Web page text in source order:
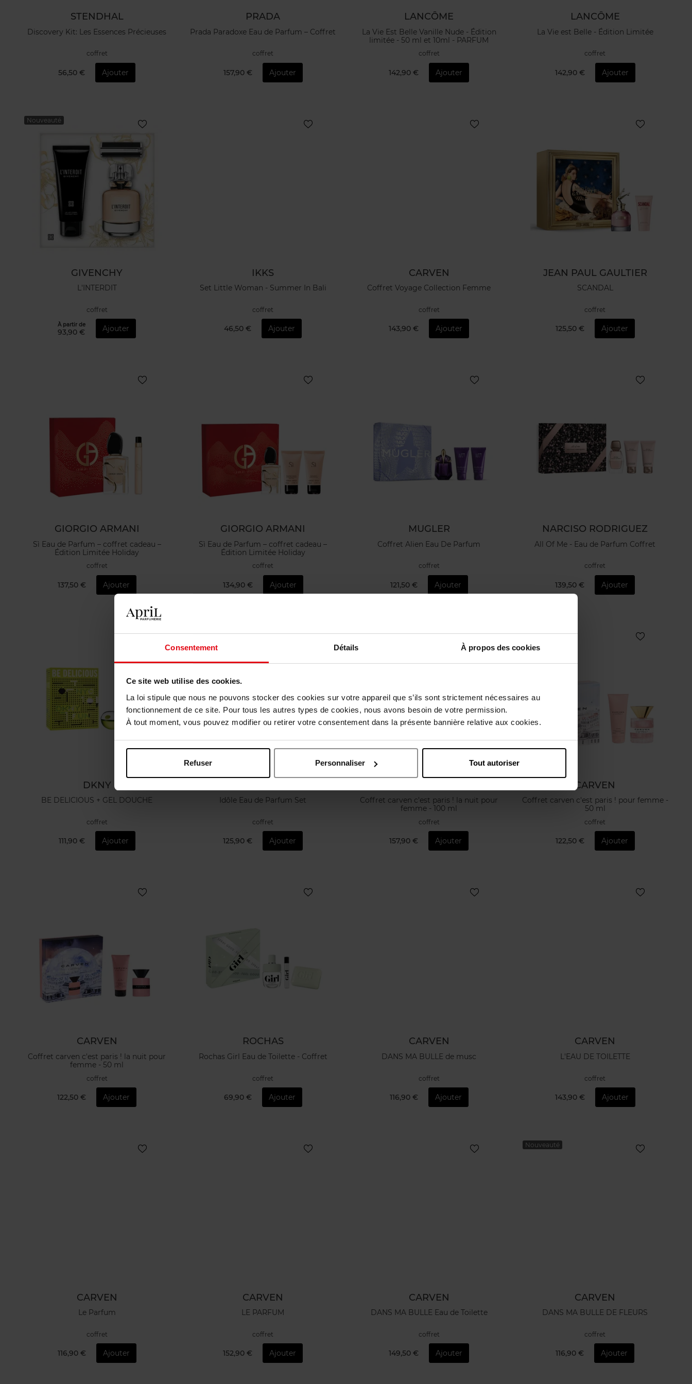
Consentement Détails À propos des cookies
Ce site web utilise des cookies.
La loi stipule que nous ne pouvons stocker des cookies sur votre appareil que s’ils sont strictement nécessaires au
fonctionnement de ce site. Pour tous les autres types de cookies, nous avons besoin de votre permission.
À tout moment, vous pouvez modifier ou retirer votre consentement dans la présente bannière relative aux cookies.
Refuser Personnaliser Tout autoriser
STENDHAL
Discovery Kit: Les Essences Précieuses
coffret
56,50 € Ajouter
PRADA
Prada Paradoxe Eau de Parfum – Coffret
coffret
157,90 € Ajouter
LANCÔME
La Vie Est Belle Vanille Nude - Édition
limitée - 50 ml et 10ml - PARFUM
coffret
142,90 € Ajouter
LANCÔME
La Vie est Belle - Édition Limitée
coffret
142,90 € Ajouter
Nouveauté
GIVENCHY
L'INTERDIT
coffret
À partir de
93,90 € Ajouter
IKKS
Set Little Woman - Summer In Bali
coffret
46,50 € Ajouter
CARVEN
Coffret Voyage Collection Femme
coffret
143,90 € Ajouter
JEAN PAUL GAULTIER
SCANDAL
coffret
125,50 € Ajouter
GIORGIO ARMANI
Sì Eau de Parfum – coffret cadeau –
Édition Limitée Holiday
coffret
137,50 € Ajouter
GIORGIO ARMANI
Sì Eau de Parfum – coffret cadeau –
Édition Limitée Holiday
coffret
134,90 € Ajouter
MUGLER
Coffret Alien Eau De Parfum
coffret
121,50 € Ajouter
NARCISO RODRIGUEZ
All Of Me - Eau de Parfum Coffret
coffret
139,50 € Ajouter
DKNY
BE DELICIOUS + GEL DOUCHE
coffret
111,90 € Ajouter
Idôle Eau de Parfum Set
coffret
125,90 € Ajouter
Coffret carven c'est paris ! la nuit pour
femme - 100 ml
coffret
157,90 € Ajouter
CARVEN
Coffret carven c'est paris ! pour femme -
50 ml
coffret
122,50 € Ajouter
CARVEN
Coffret carven c'est paris ! la nuit pour
femme - 50 ml
coffret
122,50 € Ajouter
ROCHAS
Rochas Girl Eau de Toilette - Coffret
coffret
69,90 € Ajouter
CARVEN
DANS MA BULLE de musc
coffret
116,90 € Ajouter
CARVEN
L'EAU DE TOILETTE
coffret
143,90 € Ajouter
CARVEN
Le Parfum
coffret
116,90 € Ajouter
CARVEN
LE PARFUM
coffret
152,90 € Ajouter
CARVEN
DANS MA BULLE Eau de Toilette
coffret
149,50 € Ajouter
Nouveauté
CARVEN
DANS MA BULLE DE FLEURS
coffret
116,90 € Ajouter